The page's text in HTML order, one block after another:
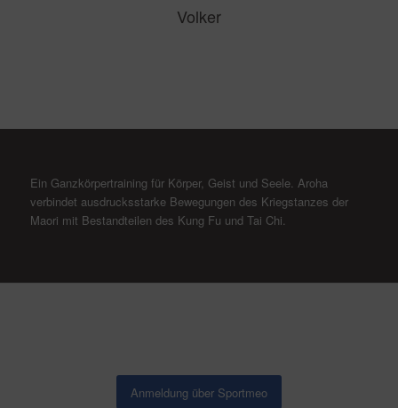
Volker
Ein Ganzkörpertraining für Körper, Geist und Seele. Aroha
verbindet ausdrucksstarke Bewegungen des Kriegstanzes der
Maori mit Bestandteilen des Kung Fu und Tai Chi.
Anmeldung über Sportmeo